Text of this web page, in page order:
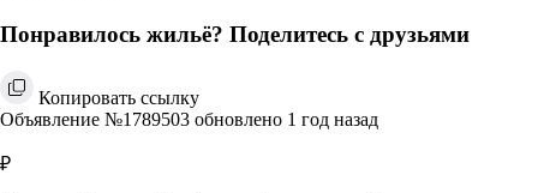
Понравилось жильё? Поделитесь с друзьями
Копировать ссылку
Объявление №1789503 обновлено 1 год назад
₽